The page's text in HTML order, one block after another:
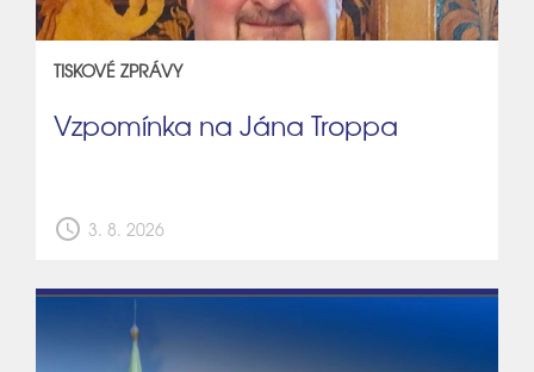
TISKOVÉ ZPRÁVY
Vzpomínka na Jána Troppa
schedule 3. 8. 2026